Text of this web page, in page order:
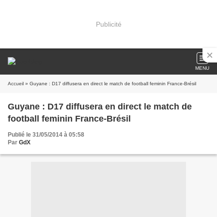
Publicité
MENU
Accueil » Guyane : D17 diffusera en direct le match de football feminin France-Brésil
Guyane : D17 diffusera en direct le match de
football feminin France-Brésil
Publié le 31/05/2014 à 05:58
Par GdX